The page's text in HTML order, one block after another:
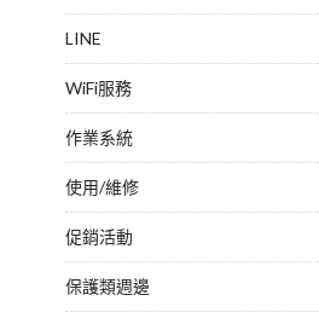
LINE
WiFi服務
作業系統
使用/維修
促銷活動
保護類週邊